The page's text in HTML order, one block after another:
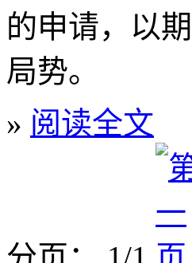
的申请，以
局势。
» 阅读全文